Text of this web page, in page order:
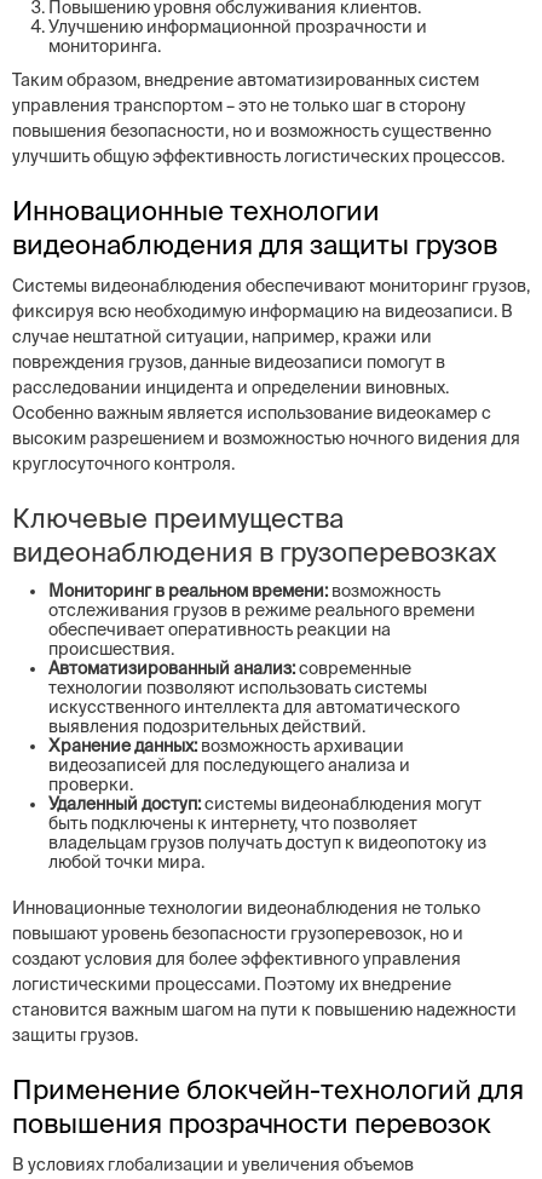
Повышению уровня обслуживания клиентов.
Улучшению информационной прозрачности и
мониторинга.
Таким образом, внедрение автоматизированных систем
управления транспортом – это не только шаг в сторону
повышения безопасности, но и возможность существенно
улучшить общую эффективность логистических процессов.
Инновационные технологии
видеонаблюдения для защиты грузов
Системы видеонаблюдения обеспечивают мониторинг грузов,
фиксируя всю необходимую информацию на видеозаписи. В
случае нештатной ситуации, например, кражи или
повреждения грузов, данные видеозаписи помогут в
расследовании инцидента и определении виновных.
Особенно важным является использование видеокамер с
высоким разрешением и возможностью ночного видения для
круглосуточного контроля.
Ключевые преимущества
видеонаблюдения в грузоперевозках
Мониторинг в реальном времени: возможность
отслеживания грузов в режиме реального времени
обеспечивает оперативность реакции на
происшествия.
Автоматизированный анализ:современные
технологии позволяют использовать системы
искусственного интеллекта для автоматического
выявления подозрительных действий.
Хранение данных: возможность архивации
видеозаписей для последующего анализа и
проверки.
Удаленный доступ:системы видеонаблюдения могут
быть подключены к интернету, что позволяет
владельцам грузов получать доступ к видеопотоку из
любой точки мира.
Инновационные технологии видеонаблюдения не только
повышают уровень безопасности грузоперевозок, но и
создают условия для более эффективного управления
логистическими процессами. Поэтому их внедрение
становится важным шагом на пути к повышению надежности
защиты грузов.
Применение блокчейн-технологий для
повышения прозрачности перевозок
В условиях глобализации и увеличения объемов